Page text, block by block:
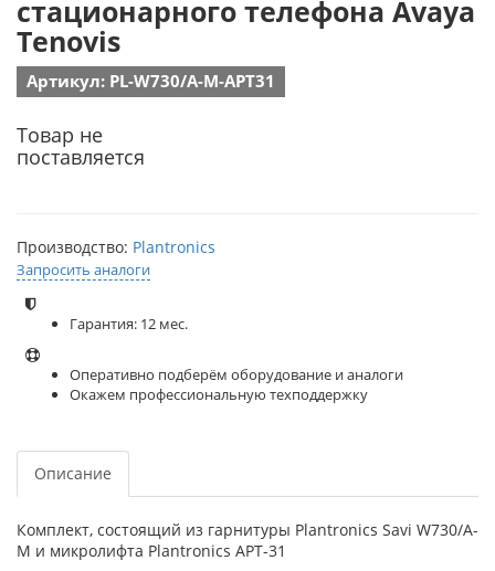
стационарного телефона Avaya
Tenovis
Артикул: PL-W730/A-M-APT31
Товар не
поставляется
Производство: Plantronics
Запросить аналоги
Гарантия: 12 мес.
Оперативно подберём оборудование и аналоги
Окажем профессиональную техподдержку
Описание
Комплект, состоящий из гарнитуры Plantronics Savi W730/A-
M и микролифта Plantronics АPT-31